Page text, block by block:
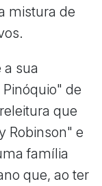
mistura de
sua
de
que
Robinson" e
família
que, ao ter